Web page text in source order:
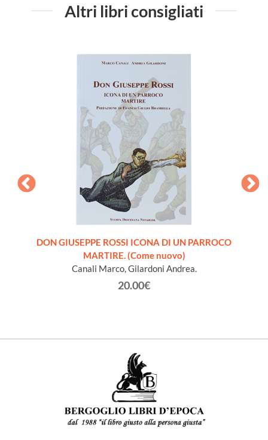
Altri libri consigliati
DON GIUSEPPE ROSSI ICONA DI UN PARROCO
MARTIRE. (Come nuovo)
Canali Marco, Gilardoni Andrea.
20.00€